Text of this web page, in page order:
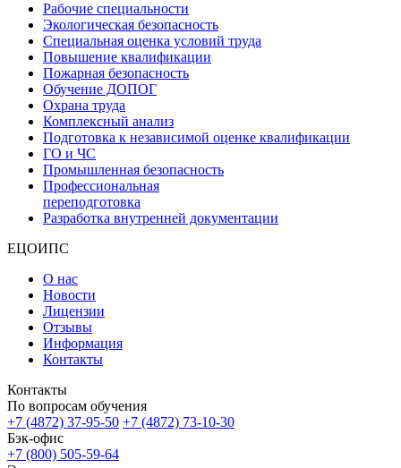
Рабочие специальности
Экологическая безопасность
Специальная оценка условий труда
Повышение квалификации
Пожарная безопасность
Обучение ДОПОГ
Охрана труда
Комплексный анализ
Подготовка к независимой оценке квалификации
ГО и ЧС
Промышленная безопасность
Профессиональная
переподготовка
Разработка внутренней документации
ЕЦОИПС
О нас
Новости
Лицензии
Отзывы
Информация
Контакты
Контакты
По вопросам обучения
+7 (4872) 37-95-50 +7 (4872) 73-10-30
Бэк-офис
+7 (800) 505-59-64